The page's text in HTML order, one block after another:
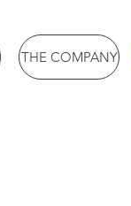
THE COMPANY